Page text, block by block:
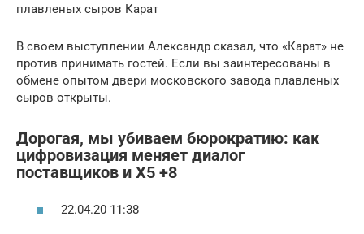
плавленых сыров Карат
В своем выступлении Александр сказал, что «Карат» не
против принимать гостей. Если вы заинтересованы в
обмене опытом двери московского завода плавленых
сыров открыты.
Дорогая, мы убиваем бюрократию: как
цифровизация меняет диалог
поставщиков и X5 +8
22.04.20 11:38